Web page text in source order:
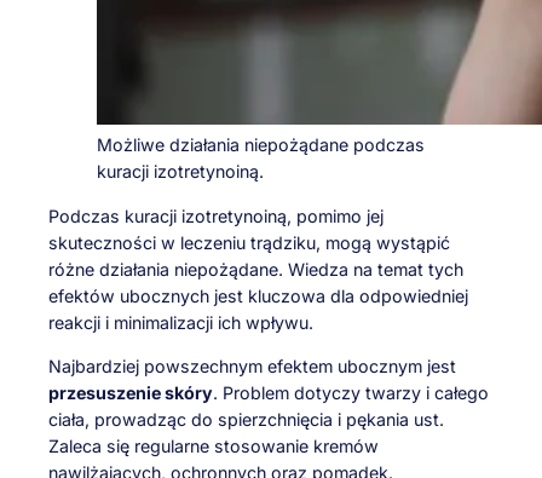
Możliwe działania niepożądane podczas
kuracji izotretynoiną.
Podczas kuracji izotretynoiną, pomimo jej
skuteczności w leczeniu trądziku, mogą wystąpić
różne działania niepożądane. Wiedza na temat tych
efektów ubocznych jest kluczowa dla odpowiedniej
reakcji i minimalizacji ich wpływu.
Najbardziej powszechnym efektem ubocznym jest
przesuszenie skóry. Problem dotyczy twarzy i całego
ciała, prowadząc do spierzchnięcia i pękania ust.
Zaleca się regularne stosowanie kremów
nawilżających, ochronnych oraz pomadek.